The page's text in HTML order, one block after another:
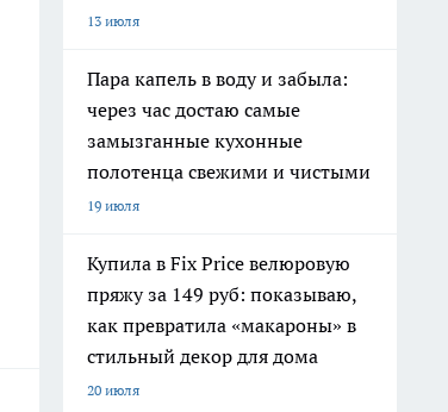
13 июля
Пара капель в воду и забыла:
через час достаю самые
замызганные кухонные
полотенца свежими и чистыми
19 июля
Купила в Fix Price велюровую
пряжу за 149 руб: показываю,
как превратила «макароны» в
стильный декор для дома
20 июля